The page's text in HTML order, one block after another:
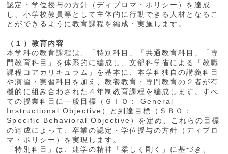
認定・学位授与の方針（ディプロマ・ポリシー）を達成
し、小学校教員等として主体的に行動できる人材となるこ
とができるように教育課程を編成・実施します。
（１）教育内容
本学科の教育課程は、「特別科目」「共通教育科目」「専
門教育科目」を体系的に編成し、文部科学省による「教職
課程コアカリキュラム」を基本に、本学科独自の講義科目
や演習・実習科目を加え、教養教育・専門教育の２者が有
機的に組み合わされた４年制教育課程を編成します。すべ
ての授業科目に一般目標（ＧＩＯ： General
Instructional Objective）と到達目標（ＳＢＯ：
Specific Behavioral Objective）を定め、これらの目標
の達成によって、卒業の認定・学位授与の方針（ディプロ
マ・ポリシー）を実現します。
「特別科目」は、建学の精神「柔しく剛く」に基づき、